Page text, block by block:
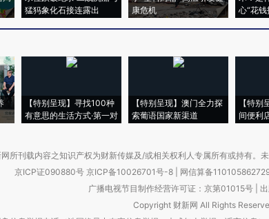
猛犸象化石接连露出
康危机
心“花钱
【特别呈现】寻找100种
有意思的生活方式·第一对
【特别呈现】澳门全力探
索葡语国家新渠道
【特别
间便利
网所刊载内容之知识产权为财新传媒及/或相关权利人专属所有或持有。
京ICP证090880号 京ICP备10026701号-8 网信算备
广播电视节目制作经营许可证：京第01015号|
Copyright 财新网 All Rights